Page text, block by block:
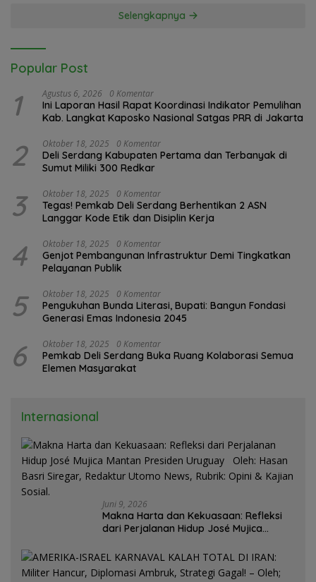
Selengkapnya
Popular Post
1 Agustus 6, 2026 0 Komentar
Ini Laporan Hasil Rapat Koordinasi Indikator Pemulihan
Kab. Langkat Kaposko Nasional Satgas PRR di Jakarta
2 Oktober 18, 2025 0 Komentar
Deli Serdang Kabupaten Pertama dan Terbanyak di
Sumut Miliki 300 Redkar
3 Oktober 18, 2025 0 Komentar
Tegas! Pemkab Deli Serdang Berhentikan 2 ASN
Langgar Kode Etik dan Disiplin Kerja
4 Oktober 18, 2025 0 Komentar
Genjot Pembangunan Infrastruktur Demi Tingkatkan
Pelayanan Publik
5 Oktober 18, 2025 0 Komentar
Pengukuhan Bunda Literasi, Bupati: Bangun Fondasi
Generasi Emas Indonesia 2045
6 Oktober 18, 2025 0 Komentar
Pemkab Deli Serdang Buka Ruang Kolaborasi Semua
Elemen Masyarakat
Internasional
Juni 9, 2026
Makna Harta dan Kekuasaan: Refleksi
dari Perjalanan Hidup José Mujica
Basri Siregar, Redaktur Utomo News,
Rubrik: Opini & Kajian Sosial.